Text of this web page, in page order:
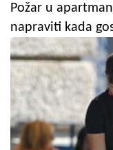
Požar u
napraviti kada